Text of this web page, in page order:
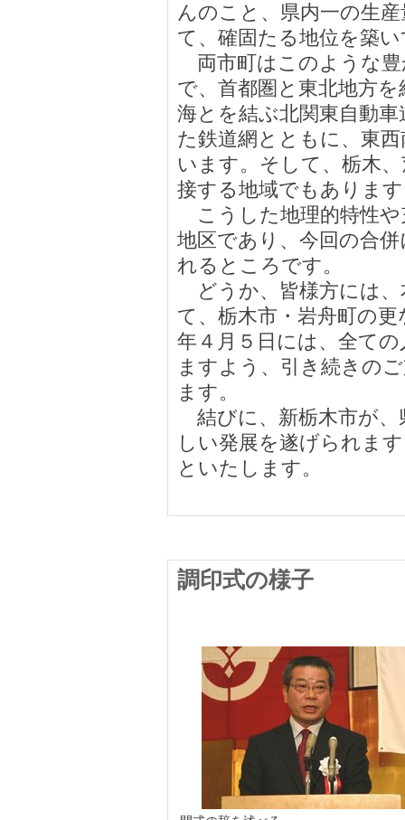
んのこと、県内一の生
て、確固たる地位を築
両市町はこのような豊
で、首都圏と東北地方
海とを結ぶ北関東自動
た鉄道網とともに、東
います。そして、栃木
接する地域でもありま
こうした地理的特性や
地区であり、今回の合
れるところです。
どうか、皆様方には、
て、栃木市・岩舟町の
年４月５日には、全て
ますよう、引き続きの
ます。
結びに、新栃木市が、
しい発展を遂げられま
といたします。
調印式の様子